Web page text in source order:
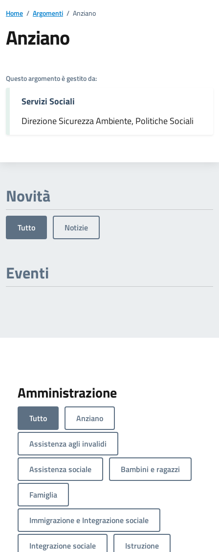
Home / Argomenti / Anziano
Anziano
Questo argomento è gestito da:
Servizi Sociali
Direzione Sicurezza Ambiente, Politiche Sociali
Novità
Tutto Notizie
Eventi
Amministrazione
Tutto Anziano
Assistenza agli invalidi
Assistenza sociale Bambini e ragazzi
Famiglia
Immigrazione e Integrazione sociale
Integrazione sociale Istruzione